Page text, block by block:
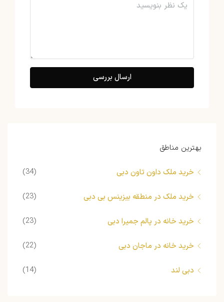
ارسال بررسی
بهترین مناطق
خرید ملک داون تاون دبی (34)
خرید ملک در منطقه بیزینس بی دبی (23)
خرید خانه در پالم جمیرا دبی (23)
خرید خانه در ماجان دبی (22)
دبی لند (14)